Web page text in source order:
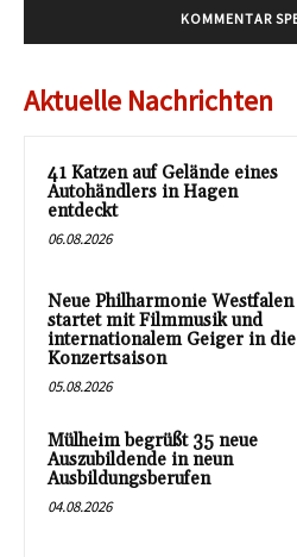
Aktuelle Nachrichten
41 Katzen auf Gelände eines
Autohändlers in Hagen
entdeckt
06.08.2026
Neue Philharmonie Westfalen
startet mit Filmmusik und
internationalem Geiger in die
Konzertsaison
05.08.2026
Mülheim begrüßt 35 neue
Auszubildende in neun
Ausbildungsberufen
04.08.2026